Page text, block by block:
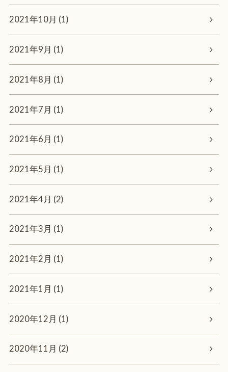
2021年10月 (1)
2021年9月 (1)
2021年8月 (1)
2021年7月 (1)
2021年6月 (1)
2021年5月 (1)
2021年4月 (2)
2021年3月 (1)
2021年2月 (1)
2021年1月 (1)
2020年12月 (1)
2020年11月 (2)